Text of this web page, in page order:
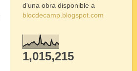
d'una obra disponible a
blocdecamp.blogspot.com
1,015,215